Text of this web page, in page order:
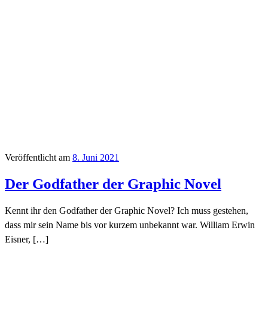
Veröffentlicht am 8. Juni 2021
Der Godfather der Graphic Novel
Kennt ihr den Godfather der Graphic Novel? Ich muss gestehen,
dass mir sein Name bis vor kurzem unbekannt war. William Erwin
Eisner, […]